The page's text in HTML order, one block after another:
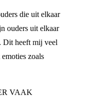
die uit elkaar
ouders uit elkaar
Dit heeft mij veel
zoals
VAAK